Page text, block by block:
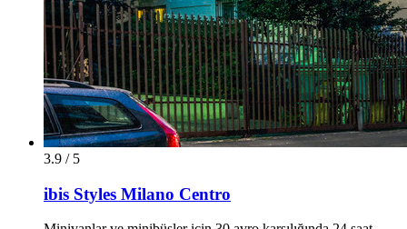
3.9 / 5
ibis Styles Milano Centro